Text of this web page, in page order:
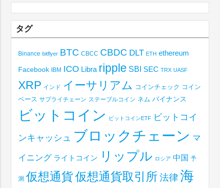
タグ
Binance bitflyer BTC CBCC CBDC DLT ETH ethereum
Facebook IBM ICO Libra ripple SBI SEC TRX UASF
XRP インド イーサリアム コインチェック コイン
ベース サプライチェーン ステーブルコイン ネム バイナンス
ビットコイン ビットコインETF ビットコイ
ンキャッシュ ブロックチェーン マ
イニング ライトコイン リップル ロシア 中国 予
測 仮想通貨仮想通貨取引所 法律 海